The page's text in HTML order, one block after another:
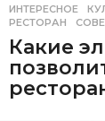
ИНТЕРЕСНОЕ ,
РЕСТОРАН
,
Какие